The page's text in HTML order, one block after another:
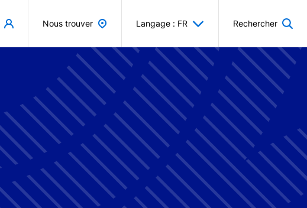
Nous trouver Langage : FR Rechercher